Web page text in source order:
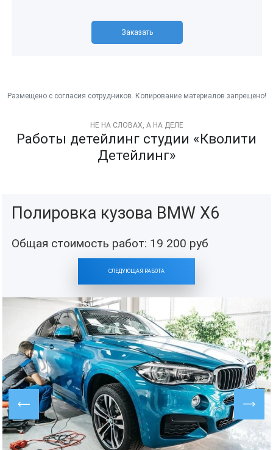
Заказать
НЕ НА СЛОВАХ, А НА ДЕЛЕ
Работы детейлинг студии «Кволити
Детейлинг»
Полировка кузова BMW X6
Общая стоимость работ: 19 200 руб
СЛЕДУЮЩАЯ РАБОТА